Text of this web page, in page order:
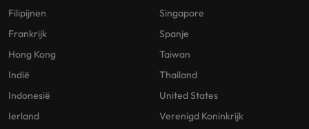
Filipijnen
Frankrijk
Hong Kong
Indië
Indonesië
Ierland
Singapore
Spanje
Taiwan
Thailand
United States
Verenigd Koninkrijk